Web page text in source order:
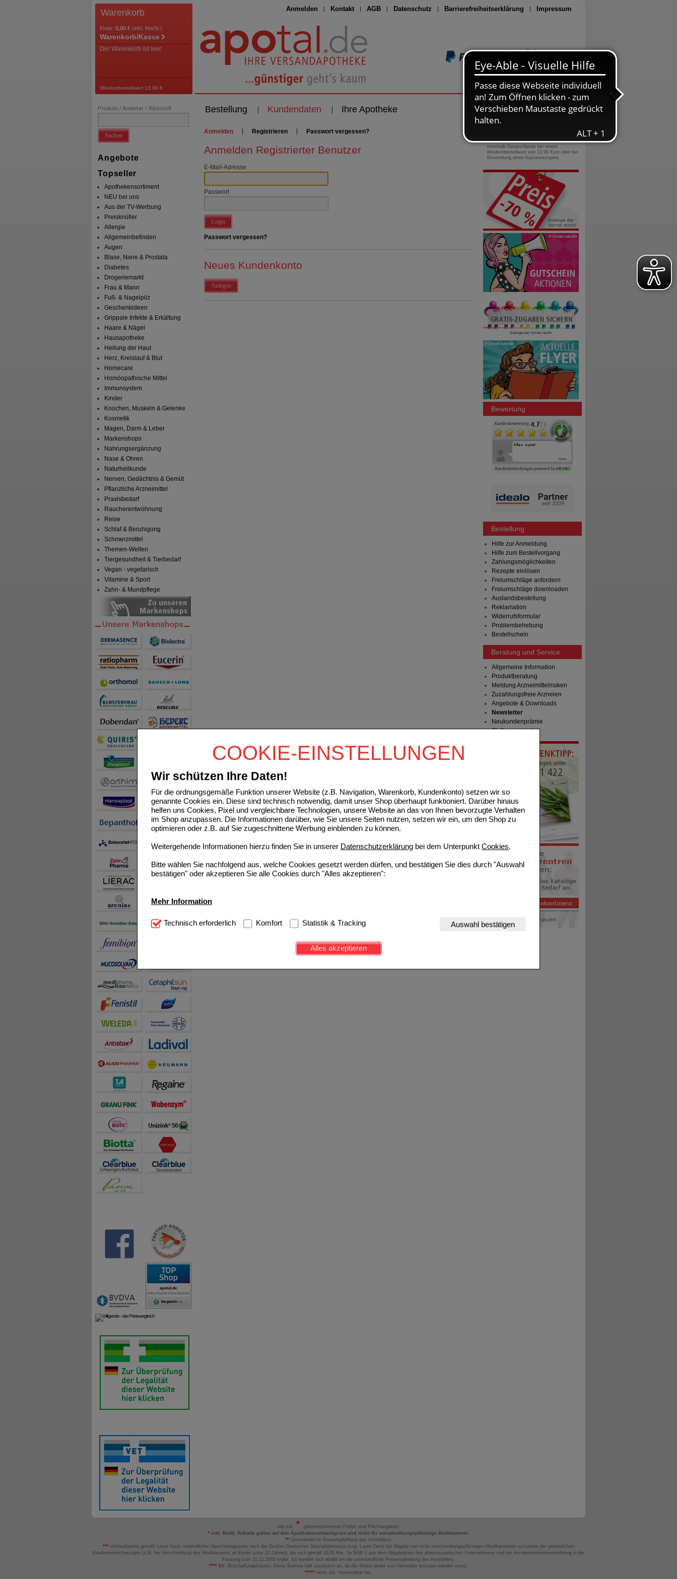
COOKIE-EINSTELLUNGEN
Wir schützen Ihre Daten!
Für die ordnungsgemäße Funktion unserer Website (z.B. Navigation, Warenkorb, Kundenkonto) setzen wir so
genannte Cookies ein. Diese sind technisch notwendig, damit unser Shop überhaupt funktioniert. Darüber hinaus
helfen uns Cookies, Pixel und vergleichbare Technologien, unsere Website an das von Ihnen bevorzugte Verhalten
im Shop anzupassen. Die Informationen darüber, wie Sie unsere Seiten nutzen, setzen wir ein, um den Shop zu
optimieren oder z.B. auf Sie zugeschnittene Werbung einblenden zu können.
Weitergehende Informationen hierzu finden Sie in unserer Datenschutzerklärung bei dem Unterpunkt Cookies.
Bitte wählen Sie nachfolgend aus, welche Cookies gesetzt werden dürfen, und bestätigen Sie dies durch "Auswahl
bestätigen" oder akzeptieren Sie alle Cookies durch "Alles akzeptieren":
Mehr Information
Technisch Notwendig: Hierbei handelt es sich um Cookies, die für die Grundfunktionen unserer Website
notwendig sind (z.B. Navigation, Warenkorb, Kundenkonto), weshalb auf diese nicht verzichtet werden kann.
Diese Cookies werden genutzt um das Einkaufserlebnis noch ansprechender zu gestalten,
beispielsweise für die Wiedererkennung des Besuchers oder unsere Seite an bevorzugte Verhaltensweisen (z.B.
Statistik & Tracking:
sammeln, mit deren Hilfe wir unsere Website weiter für Sie optimieren können, den Inhalt auf unserer Website aber
auch die Werbung auf Drittseiten möglichst relevant für Sie zu gestalten. Bitte beachten Sie, dass Daten hierfür
teilweise an Dritte wie z.B. Google oder soziale Medien übertragen werden.
Technisch erforderlich Komfort Statistik & Tracking Auswahl bestätigen
Alles akzeptieren
Anmelden Kontakt AGB Datenschutz Barrierefreiheitserklärung Impressum
Seite drucken
Warenkorb
Preis: 0,00 € (inkl. MwSt.)
Warenkorb/Kasse
Der Warenkorb ist leer
Mindestbestellwert 13,99 €
Bestellung Kundendaten Ihre Apotheke
Produkt / Anbieter / Wirkstoff
Suchen
Angebote
Topseller
Apothekensortiment
NEU bei uns
Aus der TV-Werbung
Preisknüller
Allergie
Allgemeinbefinden
Augen
Blase, Niere & Prostata
Diabetes
Drogeriemarkt
Frau & Mann
Fuß- & Nagelpilz
Geschenkideen
Grippale Infekte & Erkältung
Haare & Nägel
Hausapotheke
Heilung der Haut
Herz, Kreislauf & Blut
Homecare
Homöopathische Mittel
Immunsystem
Kinder
Knochen, Muskeln & Gelenke
Kosmetik
Magen, Darm & Leber
Markenshops
Nahrungsergänzung
Nase & Ohren
Naturheilkunde
Nerven, Gedächtnis & Gemüt
Pflanzliche Arzneimittel
Praxisbedarf
Raucherentwöhnung
Reise
Schlaf & Beruhigung
Schmerzmittel
Themen-Welten
Tiergesundheit & Tierbedarf
Vegan - vegetarisch
Vitamine & Sport
Zahn- & Mundpflege
Anmelden Registrieren Passwort vergessen?
Anmelden Registrierter Benutzer
E-Mail-Adresse
Passwort
Login
Passwort vergessen?
Neues Kundenkonto
Anlegen
0800-10 11 422
gebührenfreie Rufnummer
innerhalb Deutschlands bei einem
Mindestbestellwert von 13,99 Euro oder bei
Einsendung eines Kassenrezeptes
Bewertung
Bestellung
Hilfe zur Anmeldung
Hilfe zum Bestellvorgang
Zahlungsmöglichkeiten
Rezepte einlösen
Freiumschläge anfordern
Freiumschläge downloaden
Auslandsbestellung
Reklamation
Widerrufsformular
Problembehebung
Bestellschein
Beratung und Service
Allgemeine Information
Produktberatung
Meldung Arzneimittelrisiken
Zuzahlungsfreie Arzneien
Angebote & Downloads
Newsletter
Neukundenprämie
Stellenangebote
Alle mit
gekennzeichneten Felder sind Pflichtangaben.
* inkl. MwSt. Rabatte gelten auf den Apothekenverkaufspreis und nicht für verschreibungspflichtige Medikamente.
**Unverbindliche Preisempfehlung des Herstellers.
*** Verkaufspreis gemäß Lauer-Taxe; verbindlicher Abrechnungspreis nach der Großen Deutschen Spezialitätentaxe (sog. Lauer-Taxe) bei Abgabe von nicht verschreibungspflichtigen Medikamenten zu Lasten der gesetzlichen
Krankenversicherungen (z.B. bei Verschreibung des Medikaments an Kinder unter 12 Jahren), die sich gemäß §129 Abs. 5a SGB V aus dem Abgabepreis des pharmazeutischen Unternehmens und der Arzneimittelpreisverordnung in der
Fassung zum 31.12.2003 ergibt. Es handelt sich nicht um die unverbindliche Preisempfehlung des Herstellers.
**** BK: Beschaffungskosten. Diese Summe fällt zusätzlich an, da der Artikel direkt vom Hersteller bezogen werden muss.
***** verw. bis: Verwendbar bis.